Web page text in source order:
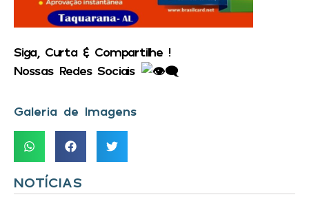
Siga, Curta & Compartilhe !
Nossas Redes Sociais
Galeria de Imagens
NOTÍCIAS